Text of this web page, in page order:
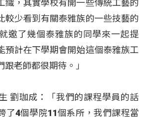
織，其實學校有開一些傳統工藝的
較少看到有關泰雅族的一些技藝的
邀了幾個泰雅族的同學來一起提
預計在下學期會開始這個泰雅族工
老師都很期待。」
劉珈成：「我們的課程學員的話
了4個學院11個系所，我們課程當